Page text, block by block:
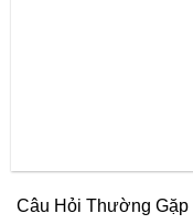
Câu Hỏi Thường Gặp